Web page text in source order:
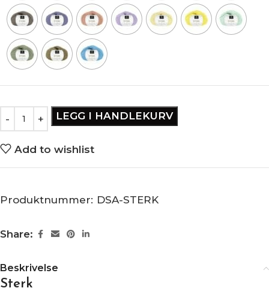
LEGG I HANDLEKURV
Add to wishlist
Produktnummer: DSA-STERK
Share:
Beskrivelse
Sterk